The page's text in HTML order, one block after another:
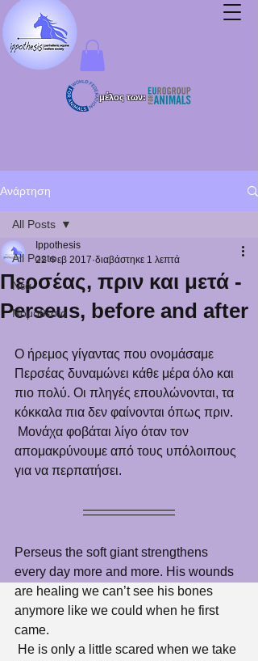
μέλος των:
Ανάρτηση
All Posts
Νέα
Νομοθεσία
All Posts
Περσέας, πριν και μετά -
Perseus, before and after
Ippothesis
22 Φεβ 2017 διαβάστηκε 1 λεπτά
Ο ήρεμος γίγαντας που ονομάσαμε
Περσέας δυναμώνει κάθε μέρα όλο και
πιο πολύ. Οι πληγές επουλώνονται, τα
κόκκαλα πια δεν φαίνονται όπως πριν.
απομακρύνουμε από τους υπόλοιπους
για να περπατήσει.
Perseus the soft giant strengthens
every day more and more. His wounds
are healing we can’t see his bones
anymore like we could when he first
came.